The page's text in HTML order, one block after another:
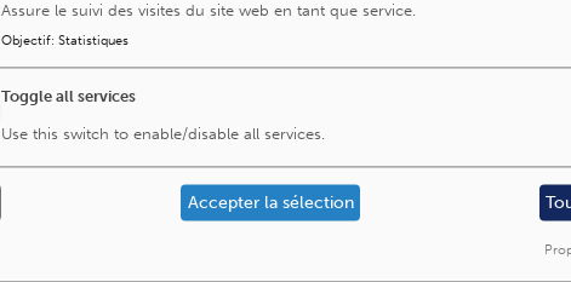
Footer
legal
Cookies
Assure le suivi des visites du site web en tant que service.
Objectif: Statistiques
Toggle all services
Use this switch to enable/disable all services.
Accepter la sélection